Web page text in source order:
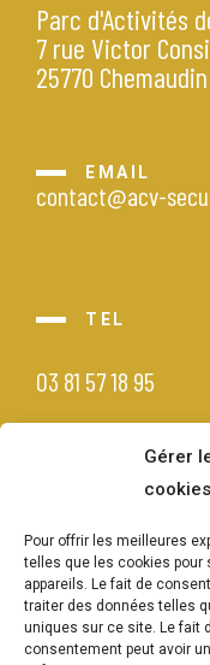
Gérer
cookies
Pour offrir les meilleures
telles que les cookies
appareils. Le fait de
traiter des données telles
uniques sur ce site. Le fait
consentement peut avoir
Parc d'Activités
7 rue Victor
25770
EMAIL
contact@acv-
TEL
03 81 57 18 95